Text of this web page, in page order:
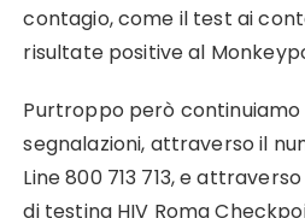
contagio, come il test ai
risultate positive al
Purtroppo però
segnalazioni, attraverso il
Line 800 713 713, e
di testing HIV Roma